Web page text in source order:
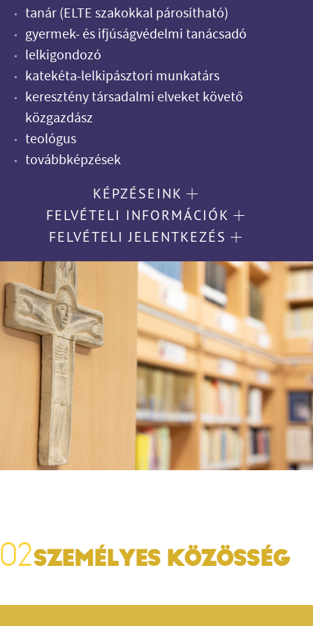
tanár (ELTE szakokkal párosítható)
gyermek- és ifjúságvédelmi tanácsadó
lelkigondozó
katekéta-lelkipásztori munkatárs
keresztény társadalmi elveket követő
közgazdász
teológus
továbbképzések
KÉPZÉSEINK
FELVÉTELI INFORMÁCIÓK
FELVÉTELI JELENTKEZÉS
SZEMÉLYES KÖZÖSSÉG